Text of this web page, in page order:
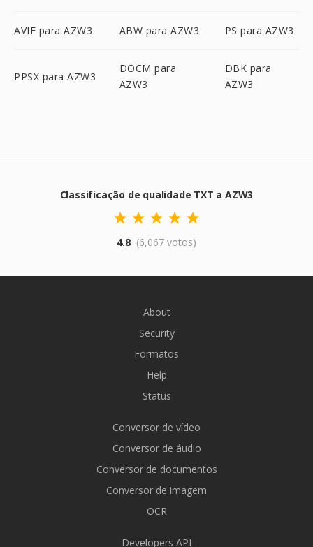
AVIF para AZW3 ABW para AZW3 PS para AZW3
PPSX para AZW3
DOCM para
AZW3
DBK para
AZW3
Classificação de qualidade TXT a AZW3
4.8 (6,067 votos)
About
Security
Formatos
Help
Status
Conversor de vídeo
Conversor de áudio
Conversor de documentos
Conversor de imagem
OCR
Developers API